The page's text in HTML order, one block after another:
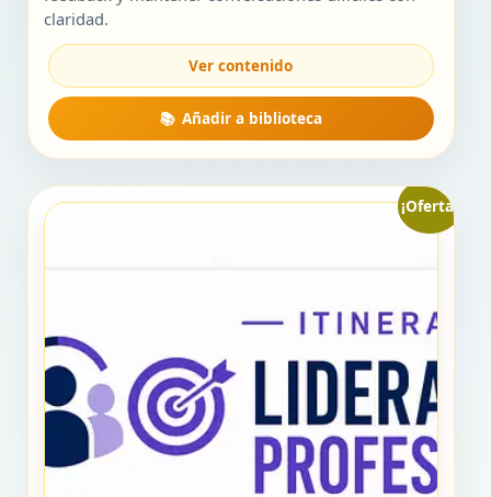
49,00 €.
claridad.
¡Oferta!